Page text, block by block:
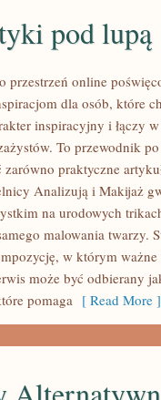
pod lupą
przestrzeń online
dla osób, które
inspiracyjny i łączy
To przewodnik
zarówno praktyczne
Analizują i Makijaż
na urodowych
malowania twarzy.
w którym
może być odbierany
pomaga [ Read More ]